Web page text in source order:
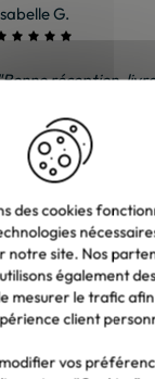
G.
réception,
nous sommes ravis et
déçus. Je
hésiter"
Sophie S.
beau canapé !
et soignée."
Patrice G.
des cookies
notre site. Nos
également
mesurer le trafic afin
client
vos